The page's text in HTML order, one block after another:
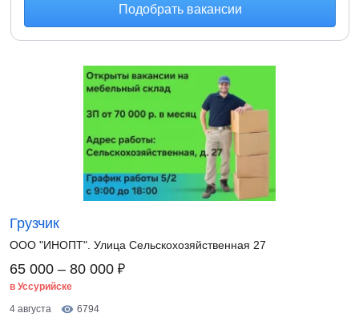
Подобрать вакансии
Грузчик
ООО "ИНОПТ". Улица Сельскохозяйственная 27
65 000 – 80 000 ₽
в Уссурийске
4 августа
6794